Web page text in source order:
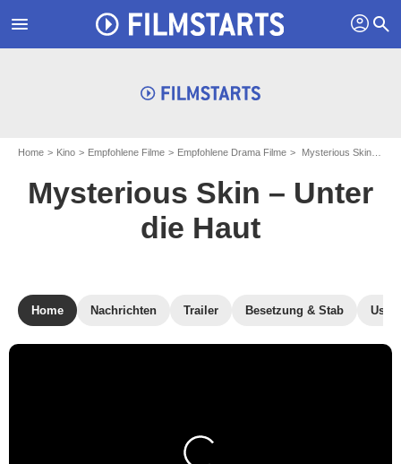
menu profil search
Home Kino Empfohlene Filme Empfohlene Drama Filme Mysterious Skin – Unter die Haut
Mysterious Skin – Unter
die Haut
Home Nachrichten Trailer Besetzung & Stab